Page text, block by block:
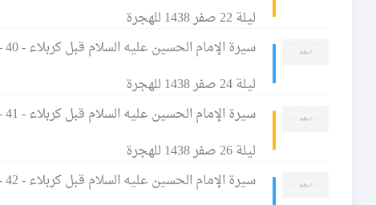
ليلة 22 صفر 1438 للهجرة
سيرة الإمام الحسين عليه السلام قبل كربلاء - 40 - ما يُنسب من الشعر إلى الإمام الحسين عليه السلام - 2
ليلة 24 صفر 1438 للهجرة
سيرة الإمام الحسين عليه السلام قبل كربلاء - 41 - ما يُنسب من الشعر إلى الإمام الحسين عليه السلام - 3
ليلة 26 صفر 1438 للهجرة
سيرة الإمام الحسين عليه السلام قبل كربلاء - 42 - ما يُنسب من الشعر إلى الإمام الحسين عليه السلام - 4